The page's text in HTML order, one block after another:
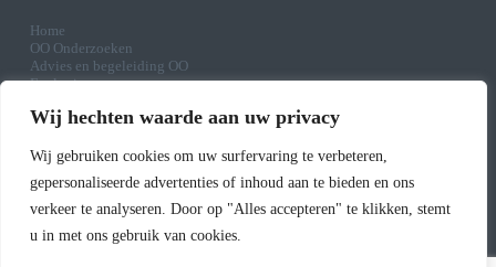
Wij hechten waarde aan uw privacy
Wij gebruiken cookies om uw surfervaring te verbeteren,
gepersonaliseerde advertenties of inhoud aan te bieden en ons
verkeer te analyseren. Door op "Alles accepteren" te klikken, stemt
u in met ons gebruik van cookies.
Home
OO Onderzoeken
Advies en begeleiding OO
Ecologie
Opleiding & Training
Over ons
Affiniteit is de key in onze organisatie. Assist Explore staat borg voor de